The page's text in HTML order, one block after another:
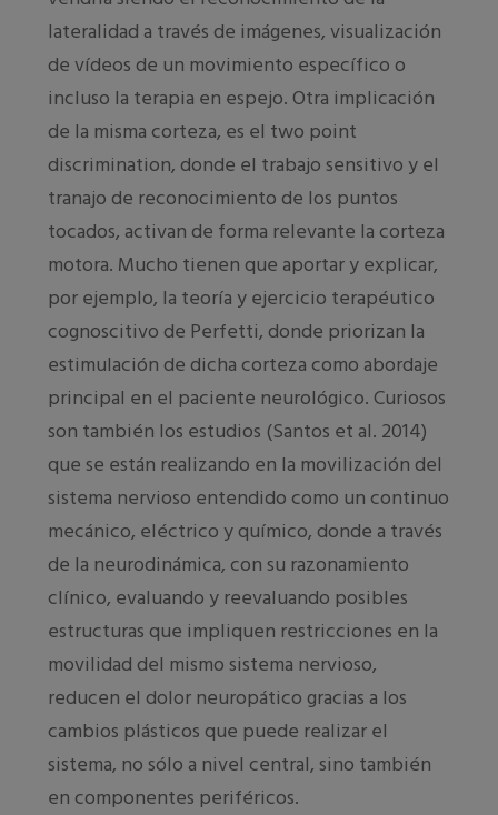
lateralidad a través de imágenes, visualización
de vídeos de un movimiento específico o
incluso la terapia en espejo. Otra implicación
de la misma corteza, es el two point
discrimination, donde el trabajo sensitivo y el
tranajo de reconocimiento de los puntos
tocados, activan de forma relevante la corteza
motora. Mucho tienen que aportar y explicar,
por ejemplo, la teoría y ejercicio terapéutico
cognoscitivo de Perfetti, donde priorizan la
estimulación de dicha corteza como abordaje
principal en el paciente neurológico. Curiosos
son también los estudios (Santos et al. 2014)
que se están realizando en la movilización del
sistema nervioso entendido como un continuo
mecánico, eléctrico y químico, donde a través
de la neurodinámica, con su razonamiento
clínico, evaluando y reevaluando posibles
estructuras que impliquen restricciones en la
movilidad del mismo sistema nervioso,
reducen el dolor neuropático gracias a los
cambios plásticos que puede realizar el
sistema, no sólo a nivel central, sino también
en componentes periféricos.